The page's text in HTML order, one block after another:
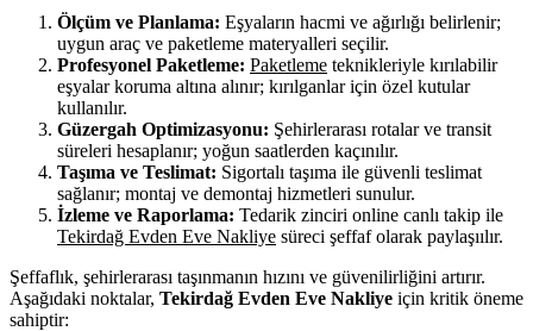
Ölçüm ve Planlama: Eşyaların hacmi ve ağırlığı belirlenir;
uygun araç ve paketleme materyalleri seçilir.
Profesyonel Paketleme: Paketleme teknikleriyle kırılabilir
eşyalar koruma altına alınır; kırılganlar için özel kutular
kullanılır.
Güzergah Optimizasyonu: Şehirlerarası rotalar ve transit
süreleri hesaplanır; yoğun saatlerden kaçınılır.
Taşıma ve Teslimat: Sigortalı taşıma ile güvenli teslimat
sağlanır; montaj ve demontaj hizmetleri sunulur.
İzleme ve Raporlama: Tedarik zinciri online canlı takip ile
Tekirdağ Evden Eve Nakliye süreci şeffaf olarak paylaşıılır.
Şeffaflık, şehirlerarası taşınmanın hızını ve güvenilirliğini artırır.
Aşağıdaki noktalar, Tekirdağ Evden Eve Nakliye için kritik öneme
sahiptir: